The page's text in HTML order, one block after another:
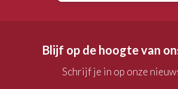
Blijf op de hoogte van
Schrijf je in op onze